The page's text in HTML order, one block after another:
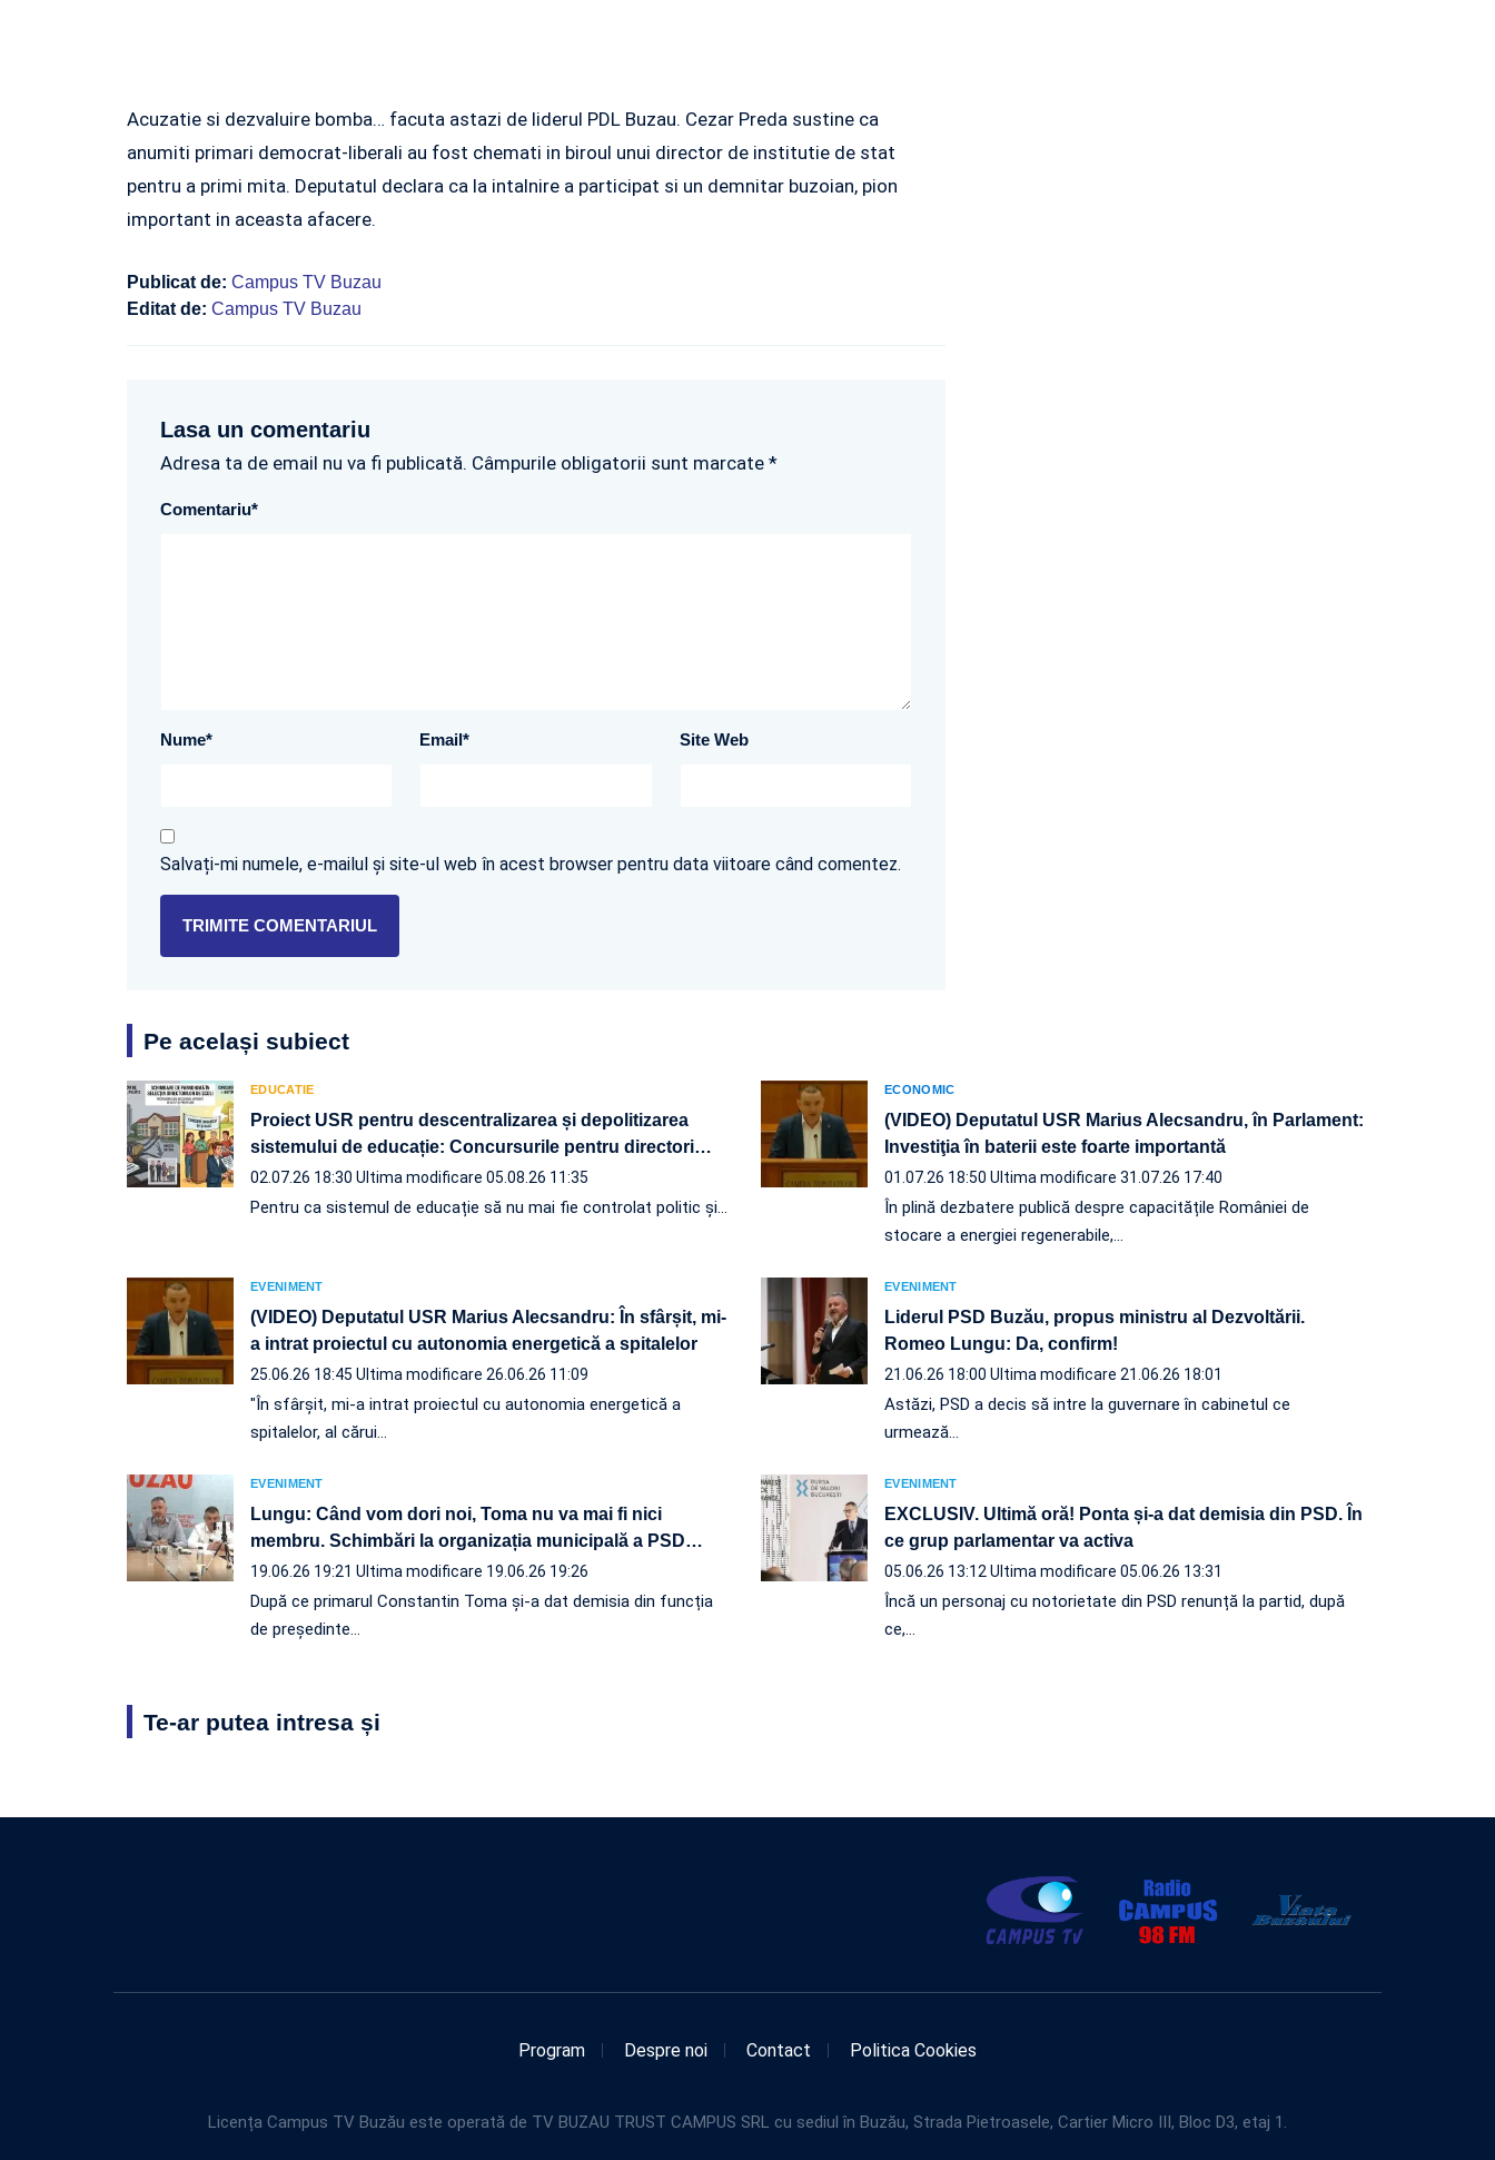
Acuzatie si dezvaluire bomba… facuta astazi de liderul PDL Buzau. Cezar Preda sustine ca
anumiti primari democrat-liberali au fost chemati in biroul unui director de institutie de stat
pentru a primi mita. Deputatul declara ca la intalnire a participat si un demnitar buzoian, pion
important in aceasta afacere.
Publicat de: Campus TV Buzau
Editat de: Campus TV Buzau
Lasa un comentariu
Adresa ta de email nu va fi publicată. Câmpurile obligatorii sunt marcate *
Comentariu*
Nume* Email* Site Web
Salvați-mi numele, e-mailul și site-ul web în acest browser pentru data viitoare când comentez.
Pe același subiect
EDUCATIE
Proiect USR pentru descentralizarea și depolitizarea
sistemului de educație: Concursurile pentru directori…
02.07.26 18:30 Ultima modificare 05.08.26 11:35
Pentru ca sistemul de educație să nu mai fie controlat politic și…
ECONOMIC
(VIDEO) Deputatul USR Marius Alecsandru, în Parlament:
Investiţia în baterii este foarte importantă
01.07.26 18:50 Ultima modificare 31.07.26 17:40
În plină dezbatere publică despre capacitățile României de
stocare a energiei regenerabile,…
EVENIMENT
(VIDEO) Deputatul USR Marius Alecsandru: În sfârșit, mi-
a intrat proiectul cu autonomia energetică a spitalelor
25.06.26 18:45 Ultima modificare 26.06.26 11:09
"În sfârșit, mi-a intrat proiectul cu autonomia energetică a
spitalelor, al cărui…
EVENIMENT
Liderul PSD Buzău, propus ministru al Dezvoltării.
Romeo Lungu: Da, confirm!
21.06.26 18:00 Ultima modificare 21.06.26 18:01
Astăzi, PSD a decis să intre la guvernare în cabinetul ce
urmează…
EVENIMENT
Lungu: Când vom dori noi, Toma nu va mai fi nici
membru. Schimbări la organizația municipală a PSD…
19.06.26 19:21 Ultima modificare 19.06.26 19:26
După ce primarul Constantin Toma și-a dat demisia din funcția
de președinte…
EVENIMENT
EXCLUSIV. Ultimă oră! Ponta și-a dat demisia din PSD. În
ce grup parlamentar va activa
05.06.26 13:12 Ultima modificare 05.06.26 13:31
Încă un personaj cu notorietate din PSD renunță la partid, după
ce,…
Te-ar putea intresa și
Program Despre noi Contact Politica Cookies
Licența Campus TV Buzău este operată de TV BUZAU TRUST CAMPUS SRL cu sediul în Buzău, Strada Pietroasele, Cartier Micro III, Bloc D3, etaj 1.